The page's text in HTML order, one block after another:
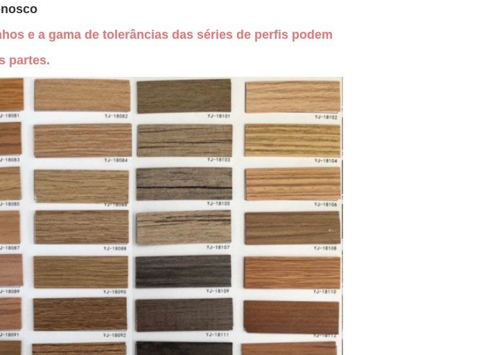
e a gama de tolerâncias das séries de perfis podem
partes.